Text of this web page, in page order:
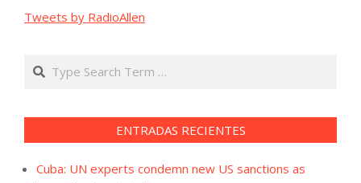
Tweets by RadioAllen
Search
ENTRADAS RECIENTES
Cuba: UN experts condemn new US sanctions as